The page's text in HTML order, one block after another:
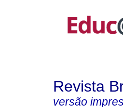
Revista
versão